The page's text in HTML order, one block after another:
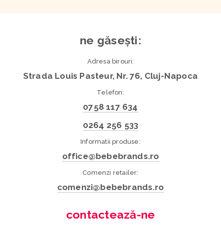
ne găsești:
Adresa birouri:
Strada Louis Pasteur, Nr. 76, Cluj-Napoca
Telefon:
0758 117 634
0264 256 533
Informatii produse:
office@bebebrands.ro
Comenzi retailer:
comenzi@bebebrands.ro
contactează-ne